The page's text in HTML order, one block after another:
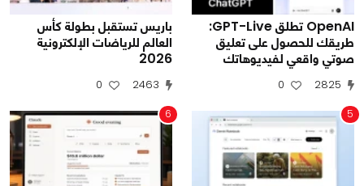
OpenAI تطلق GPT-Live:
طريقك للحصول على تعليق
صوتي واقعي لفيديوهاتك
2825
0
باريس تستقبل بطولة كأس
العالم للرياضات الإلكترونية
2026
2463
0
5
6